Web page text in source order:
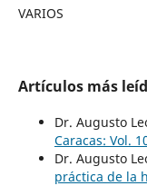
VARIOS
Artículos más
Dr. Augusto
Caracas: Vol.
Dr. Augusto
práctica de la